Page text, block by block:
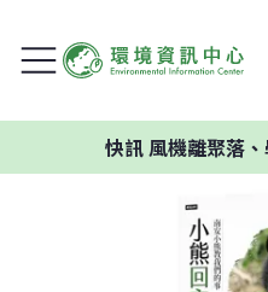
快訊風機離聚落、